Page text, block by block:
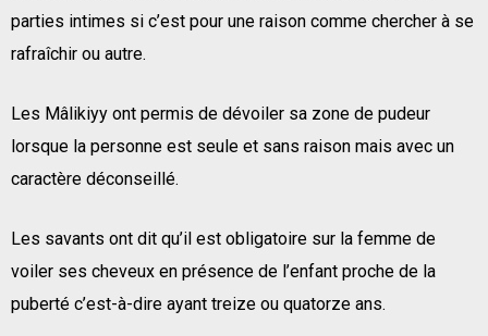
parties intimes si c’est pour une raison comme chercher à se
rafraîchir ou autre.
Les Mâlikiyy ont permis de dévoiler sa zone de pudeur
lorsque la personne est seule et sans raison mais avec un
caractère déconseillé.
Les savants ont dit qu’il est obligatoire sur la femme de
voiler ses cheveux en présence de l’enfant proche de la
puberté c’est-à-dire ayant treize ou quatorze ans.